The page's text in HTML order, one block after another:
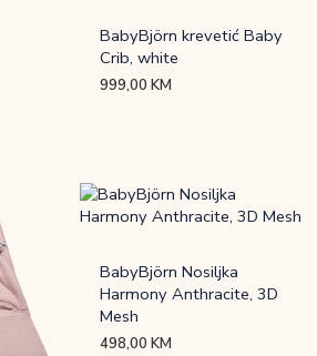
BabyBjörn krevetić Baby
Crib, white
999,00KM
BabyBjörn Nosiljka
Harmony Anthracite, 3D
Mesh
498,00KM